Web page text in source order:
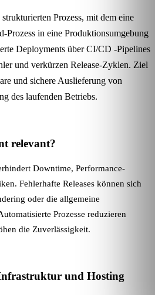
Prozess, mit dem eine
Prozess in eine Produktionsumgebung
Deployments überCI/CD -Pipelines
und verkürzen Release-Zyklen. Ziel
und sichere Auslieferung von
des laufenden Betriebs.
relevant?
Downtime, Performance-
Fehlerhafte Releases können sich
oder die allgemeine
Prozesse reduzieren
die Zuverlässigkeit.
und Hosting